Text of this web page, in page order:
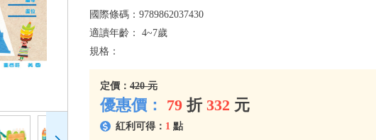
國際條碼： 9789862037430
適讀年齡： 4~7歲
規格：
定價： 420 元
優惠價： 79 折 332 元
紅利可得： 1 點